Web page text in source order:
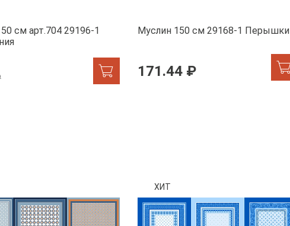
см арт.704 29196-1
Муслин 150 см 29168-1 Перышки
171.44 ₽
ХИТ